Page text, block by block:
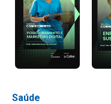
Saúde